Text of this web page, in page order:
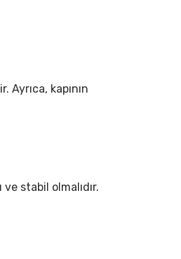
Ayrıca, kapının
stabil olmalıdır.